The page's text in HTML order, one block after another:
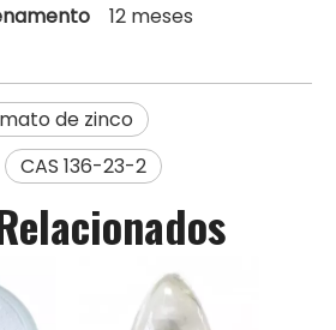
12 meses
de zinco
CAS 136-23-2